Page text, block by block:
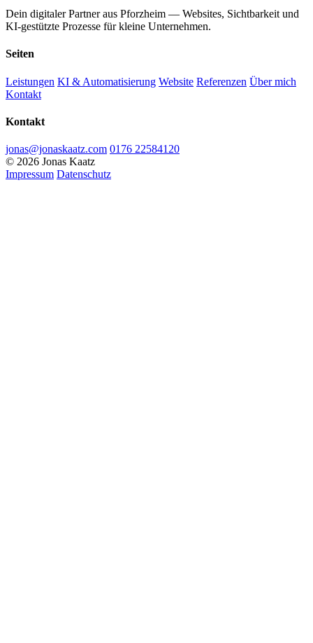
Dein digitaler Partner aus Pforzheim — Websites, Sichtbarkeit und
KI-gestützte Prozesse für kleine Unternehmen.
Seiten
Leistungen KI & Automatisierung Website Referenzen Über mich
Kontakt
Kontakt
jonas@jonaskaatz.com 0176 22584120
© 2026 Jonas Kaatz
Impressum Datenschutz